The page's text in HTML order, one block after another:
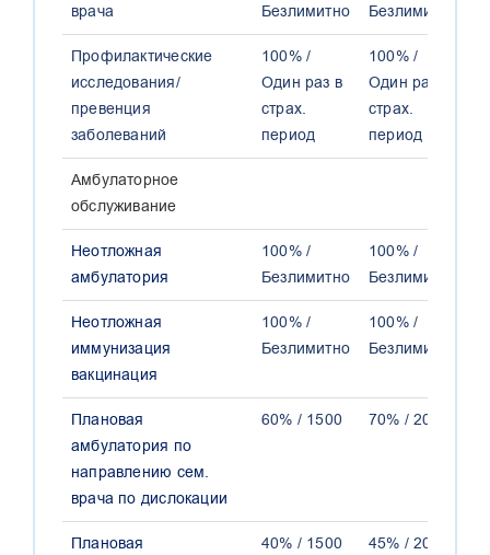
врача
Безлимитно
Безлимитно
Профилактические
исследования/
превенция
заболеваний
100% /
Один раз в
страх.
период
100% /
Один раз в
страх.
период
Амбулаторное
обслуживание
Неотложная
амбулатория
100% /
Безлимитно
100% /
Безлимитно
Неотложная
иммунизация
вакцинация
100% /
Безлимитно
100% /
Безлимитно
Плановая
амбулатория по
направлению сем.
врача по дислокации
60% / 1500 70% / 2000
Плановая
40% / 1500 45% / 2000